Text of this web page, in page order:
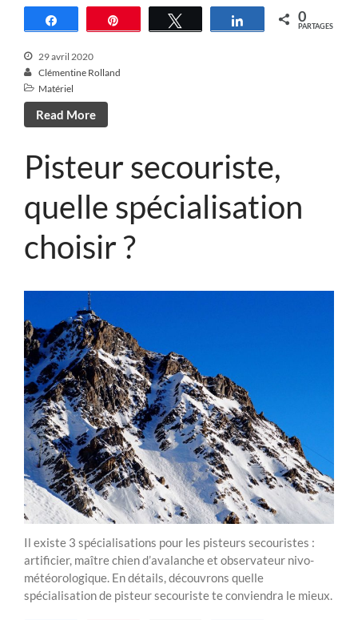
Partagez Tweetez Partagez 0
PARTAGES
29 avril 2020
Clémentine Rolland
Matériel
Read More
Pisteur secouriste,
quelle spécialisation
choisir ?
Il existe 3 spécialisations pour les pisteurs secouristes :
artificier, maître chien d’avalanche et observateur nivo-
météorologique. En détails, découvrons quelle
spécialisation de pisteur secouriste te conviendra le mieux.